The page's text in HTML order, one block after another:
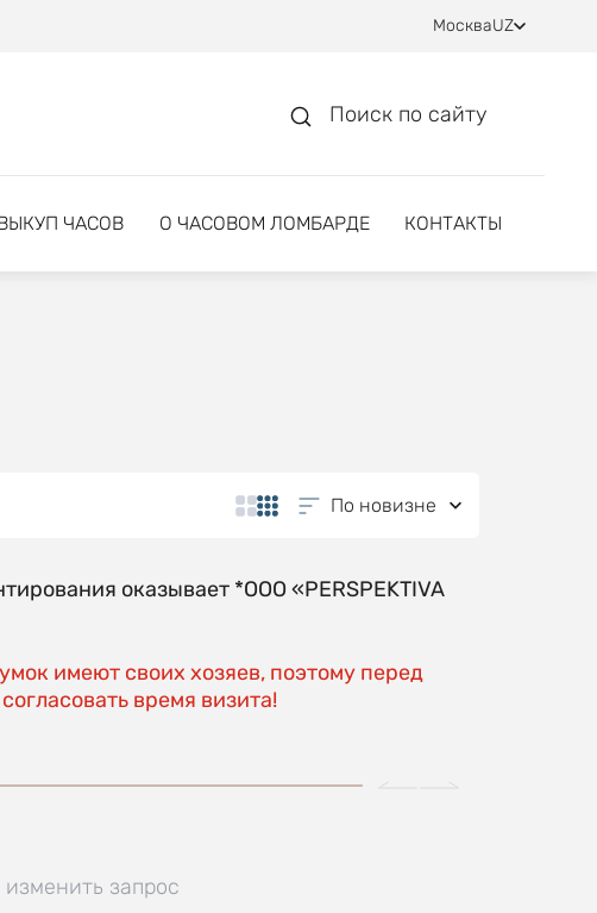
МоскваUZ
Поиск по сайту
ЧАСОВ О ЧАСОВОМ ЛОМБАРДЕ КОНТАКТЫ
По новизне
оказывает *OOO «PERSPEKTIVA
имеют своих хозяев, поэтому перед
время визита!
запрос